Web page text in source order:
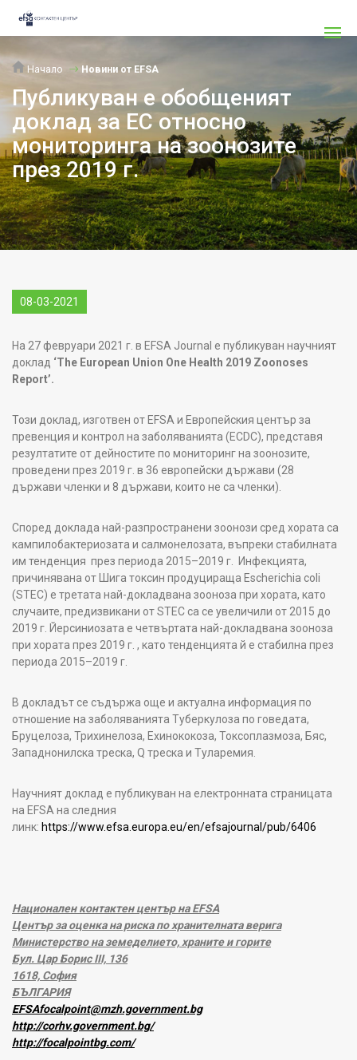
Начало Новини от EFSA
Публикуван е обобщеният
доклад за ЕС относно
мониторинга на зоонозите
през 2019 г.
08-03-2021
На 27 февруари 2021 г. в EFSA Journal е публикуван научният
доклад ‘The European Union One Health 2019 Zoonoses
Report’.
Този доклад, изготвен от EFSA и Европейския център за
превенция и контрол на заболяванията (ECDC), представя
резултатите от дейностите по мониторинг на зоонозите,
проведени през 2019 г. в 36 европейски държави (28
държави членки и 8 държави, които не са членки).
Според доклада най-разпространени зоонози сред хората са
кампилобактериозата и салмонелозата, въпреки стабилната
им тенденция през периода 2015–2019 г. Инфекцията,
причинявана от Шига токсин продуцираща Escherichia coli
(STEC) е третата най-докладвана зооноза при хората, като
случаите, предизвикани от STEC са се увеличили от 2015 до
2019 г. Йерсиниозата е четвъртата най-докладвана зооноза
при хората през 2019 г. , като тенденцията й е стабилна през
периода 2015–2019 г.
В докладът се съдържа още и актуална информация по
отношение на заболяванията Туберкулоза по говедата,
Бруцелоза, Трихинелоза, Ехинококоза, Токсоплазмоза, Бяс,
Западнонилска треска, Q треска и Туларемия.
Научният доклад е публикуван на електронната страницата
на EFSA на следния
линк: https://www.efsa.europa.eu/en/efsajournal/pub/6406
Национален контактен център на EFSA
Център за оценка на риска по хранителната верига
Министерство на земеделието, храните и горите
Бул. Цар Борис III, 136
1618, София
БЪЛГАРИЯ
EFSAfocalpoint@mzh.government.bg
http://corhv.government.bg/
http://focalpointbg.com/